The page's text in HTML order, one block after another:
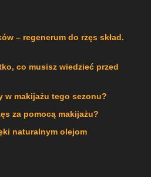
– regenerum do rzęs skład.
co musisz wiedzieć przed
w makijażu tego sezonu?
za pomocą makijażu?
naturalnym olejom